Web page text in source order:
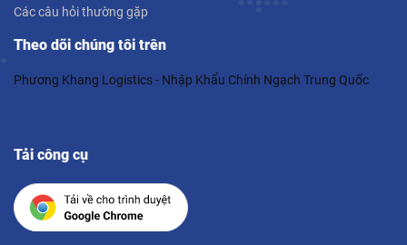
Các câu hỏi thường gặp
Theo dõi chúng tôi trên
Phương Khang Logistics - Nhập Khẩu Chính Ngạch Trung Quốc
Tải công cụ